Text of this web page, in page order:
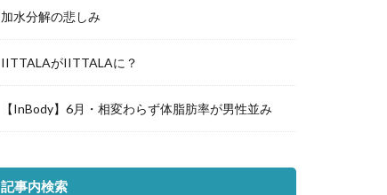
加水分解の悲しみ
IITTALAがIITTALAに？
【InBody】6月・相変わらず体脂肪率が男性並み
記事内検索